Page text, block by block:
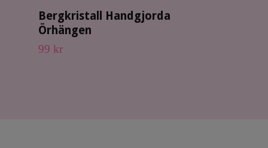
Bergkristall Handgjorda
Örhängen
99 kr